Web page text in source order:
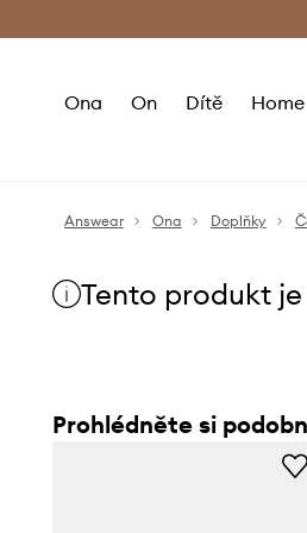
Ona On Dítě Home
Answear Ona Doplňky
Tento produkt
Prohlédněte si